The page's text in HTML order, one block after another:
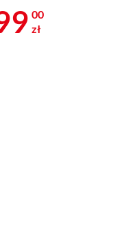
6 499 zł
00
zł